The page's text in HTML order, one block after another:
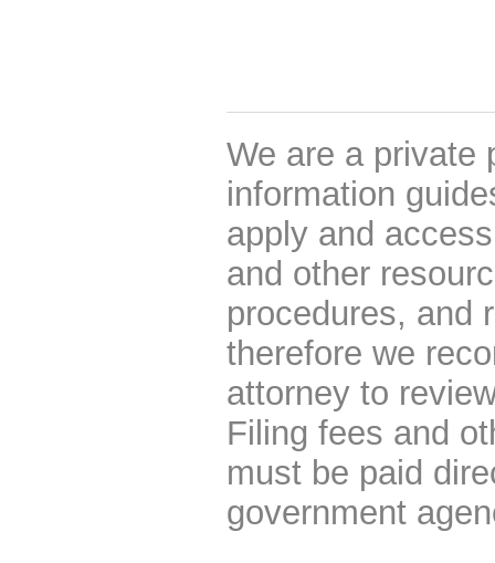
We are a private
information
apply and
and other
procedures, and
therefore we
attorney to
Filing fees and
must be paid
government